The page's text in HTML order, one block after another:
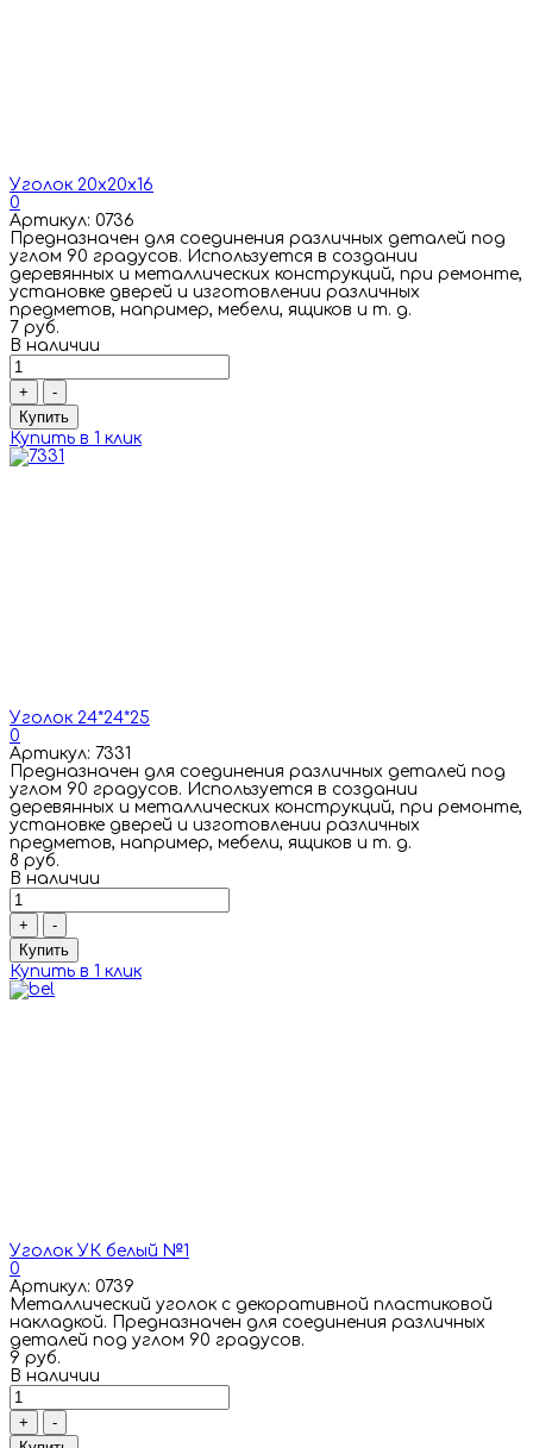
Уголок 20х20х16
0
Артикул: 0736
Предназначен для соединения различных деталей под
углом 90 градусов. Используется в создании
деревянных и металлических конструкций, при ремонте,
установке дверей и изготовлении различных
предметов, например, мебели, ящиков и т. д.
7 руб.
В наличии
+
-
Купить
Купить в 1 клик
Уголок 24*24*25
0
Артикул: 7331
Предназначен для соединения различных деталей под
углом 90 градусов. Используется в создании
деревянных и металлических конструкций, при ремонте,
установке дверей и изготовлении различных
предметов, например, мебели, ящиков и т. д.
8 руб.
В наличии
+
-
Купить
Купить в 1 клик
Уголок УК белый №1
0
Артикул: 0739
Металлический уголок с декоративной пластиковой
накладкой. Предназначен для соединения различных
деталей под углом 90 градусов.
9 руб.
В наличии
+
-